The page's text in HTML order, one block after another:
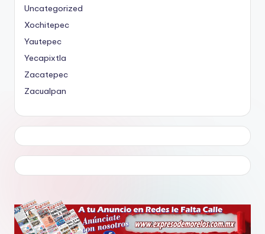
Uncategorized
Xochitepec
Yautepec
Yecapixtla
Zacatepec
Zacualpan